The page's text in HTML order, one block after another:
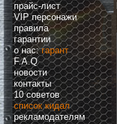
прайс-лист
VIP персонажи
правила
гарантии
о нас:гарант
F.A.Q
новости
контакты
10 советов
список кидал
рекламодателям